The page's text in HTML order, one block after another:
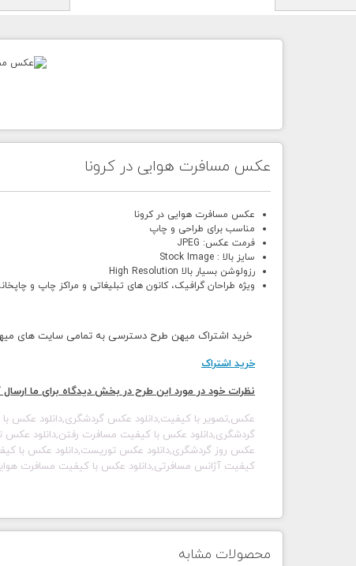
عکس مسافرت هوایی در کرونا
عکس مسافرت هوایی در کرونا
مناسب برای طراحی و چاپ
فرمت عکس: JPEG
سایز بالا : Stock Image
رزولوشن بسیار بالا High Resolution
ویژه طراحان گرافیک، کانون های تبلیغاتی و مراکز چاپ و
خرید اشتراک میهن طرح دسترسی به تمامی سایت های
خرید اشتراک
نظرات خود در مورد این طرح در بخش دیدگاه برای ما ارسال
عکس,تصویر با کیفیت,دانلود عکس گردشگری,دانلود عکس
گردشگری,دانلود عکس با کیفیت مسافرت رفتن,دانلود عکس
عکس روز گردشگری,دانلود عکس توریست,دانلود عکس با
کیفیت آژانس مسافرتی,دانلود عکس با کیفیت مسافرت
محصولات مشابه